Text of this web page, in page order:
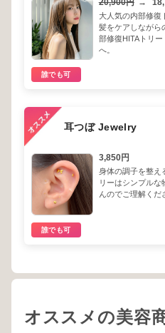
20,900円 →
大人気の内部修復
髪をケアしながら
部修復HITAトリ
へ。
誰でも可
耳つぼ Jewelry
3,850円
身体の調子を整え
リーはシンプルな
んのでご理解くだ
誰でも可
オススメの美容